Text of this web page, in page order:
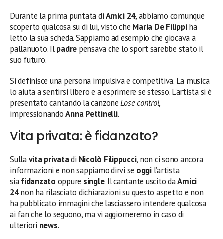
Durante la prima puntata diAmici 24, abbiamo comunque
scoperto qualcosa su di lui, visto che Maria De Filippiha
letto la sua scheda. Sappiamo ad esempio che giocava a
pallanuoto. Ilpadre pensava che lo sport sarebbe stato il
suo futuro.
Si definisce una persona impulsiva e competitiva. La musica
lo aiuta a sentirsi libero e a esprimere se stesso. L’artista si è
presentato cantando la canzoneLose control,
impressionandoAnna Pettinelli.
Vita privata: è fidanzato?
Sullavita privatadi Nicolò Filippucci, non ci sono ancora
informazioni e non sappiamo dirvi se oggi l’artista
siafidanzato oppure single. Il cantante uscito daAmici
24non ha rilasciato dichiarazioni su questo aspetto e non
ha pubblicato immagini che lasciassero intendere qualcosa
ai fan che lo seguono, ma vi aggiorneremo in caso di
ulteriori news.